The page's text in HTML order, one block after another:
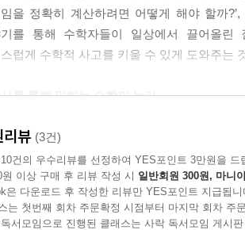
을 정확히 계산하려면 어떻게 해야 할까
기를 통해 수학자들이 일상에서 끌어올린
럽게 수학적 사고를 키울 수 있게 도와주는
를 통해 익히는 수학의 논리
은 역사 속 수학의 발달 과정을 통해 수학 개
져 발전하고 정립되었는가를 살펴보는
럽게 이해할 수 있다. 또한 수학자들이 질
비판적이고 창의적인 문제 해결 능력이 절
리뷰 (3건)
건의 우수리뷰를 선정하여 YES포인트 3만원을 드
원 이상 구매 후 리뷰 작성 시 일반회원 300원, 마니
은 다운로드 후 작성한 리뷰만 YES포인트 지급됩니
는 첫번째 회차 주문확정 시점부터 마지막 회차 주
서모임으로 진행된 클래스는 사락 독서모임 게시